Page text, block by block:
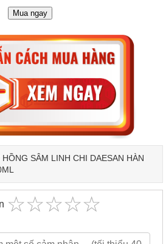
Mua ngay
SÂM LINH CHI DAESAN HÀN
☆☆☆☆☆
★★★★★